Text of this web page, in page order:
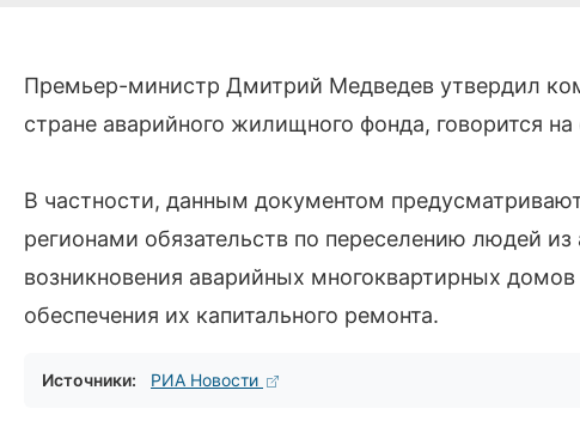
Премьер-министр Дмитрий Медведев утвердил
стране аварийного жилищного фонда, говорится
В частности, данным документом
регионами обязательств по переселению людей
возникновения аварийных многоквартирных
обеспечения их капитального ремонта.
Источники: РИА Новости